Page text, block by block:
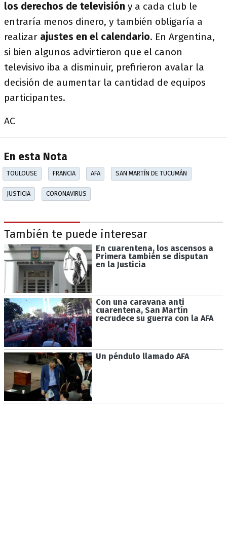
los derechos de televisión y a cada club le
entraría menos dinero, y también obligaría a
realizar ajustes en el calendario. En Argentina,
si bien algunos advirtieron que el canon
televisivo iba a disminuir, prefirieron avalar la
decisión de aumentar la cantidad de equipos
participantes.
AC
En esta Nota
TOULOUSE FRANCIA AFA SAN MARTÍN DE TUCUMÁN
JUSTICIA CORONAVIRUS
También te puede interesar
En cuarentena, los ascensos a
Primera también se disputan
en la Justicia
Con una caravana anti
cuarentena, San Martín
recrudece su guerra con la AFA
Un péndulo llamado AFA